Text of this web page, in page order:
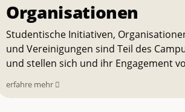
Organisationen
Studentische Initiativen,
und Vereinigungen sind Teil des
und stellen sich und ihr Engagement
erfahre mehr